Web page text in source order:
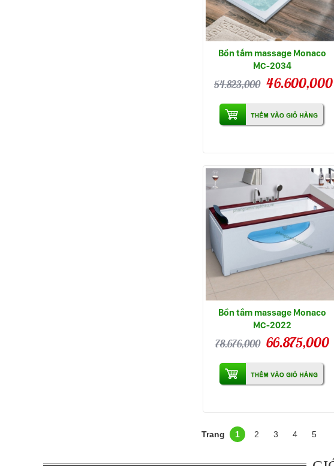
Bồn tắm massage Monaco
MC-2034
54.823,000 46.600,000
Bồn tắm massage Monaco
MC-2022
78.676,000 66.875,000
1 2 3 4 5